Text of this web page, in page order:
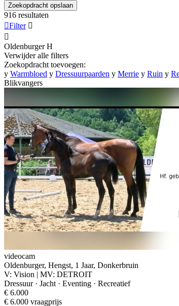
Zoekopdracht opslaan
916 resultaten
Filter 

Oldenburger H
Verwijder alle filters
Zoekopdracht toevoegen:
y Warmbloed y Dressuurpaarden y Merrie y Ruin y
Blikvangers
videocam
Oldenburger, Hengst, 1 Jaar, Donkerbruin
V: Vision | MV: DETROIT
Dressuur · Jacht · Eventing · Recreatief
€ 6.000
€ 6.000 vraagprijs